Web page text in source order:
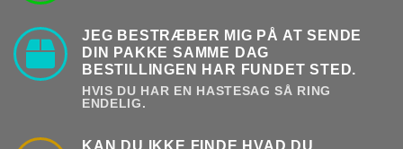
JEG BESTRÆBER MIG PÅ AT SENDE
DIN PAKKE SAMME DAG
BESTILLINGEN HAR FUNDET STED.
HVIS DU HAR EN HASTESAG SÅ RING
ENDELIG.
KAN DU IKKE FINDE HVAD DU